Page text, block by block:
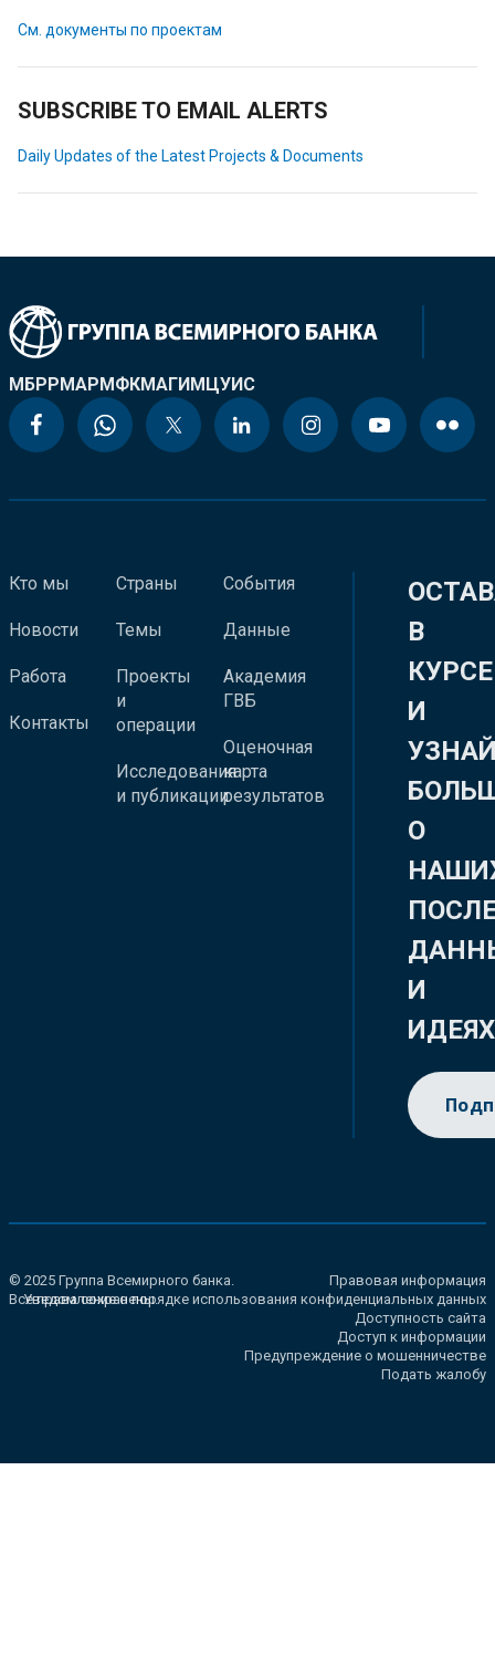
См. документы по проектам
SUBSCRIBE TO EMAIL ALERTS
Daily Updates of the Latest Projects & Documents
МБРРМАРМФКМАГИМЦУИС
Кто мы
Новости
Работа
Контакты
Страны
Темы
Проекты
и
операции
Исследования
и публикации
События
Данные
Академия
ГВБ
Оценочная
карта
результатов
В
КУРСЕ
И
О
И
ИДЕЯХ
© 2025 Группа Всемирного банка.
Все права сохранены.
Правовая информация
Уведомление о порядке использования конфиденциальных данных
Доступность сайта
Доступ к информации
Предупреждение о мошенничестве
Подать жалобу